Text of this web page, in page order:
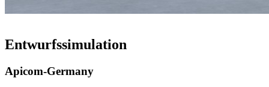
Entwurfssimulation
Apicom-Germany